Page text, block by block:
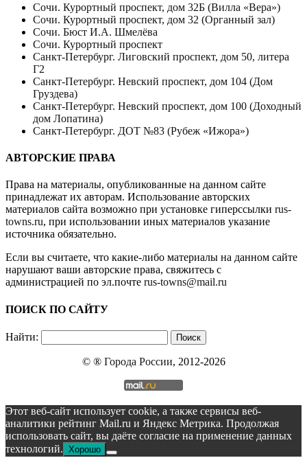
Сочи. Курортный проспект, дом 32Б (Вилла «Вера»)
Сочи. Курортный проспект, дом 32 (Органный зал)
Сочи. Бюст И.А. Шмелёва
Сочи. Курортный проспект
Санкт-Петербург. Лиговский проспект, дом 50, литера
Г2
Санкт-Петербург. Невский проспект, дом 104 (Дом
Груздева)
Санкт-Петербург. Невский проспект, дом 100 (Доходный
дом Лопатина)
Санкт-Петербург. ДОТ №83 (Рубеж «Ижора»)
АВТОРСКИЕ ПРАВА
Права на материалы, опубликованные на данном сайте
принадлежат их авторам. Использование авторских
материалов сайта возможно при установке гиперссылки rus-
towns.ru, при использовании иных материалов указание
источника обязательно.
Если вы считаете, что какие-либо материалы на данном сайте
нарушают ваши авторские права, свяжитесь с
администрацией по эл.почте rus-towns@mail.ru
ПОИСК ПО САЙТУ
Найти:
© ® Города России, 2012-2026
Этот веб-сайт использует cookie, а также сервисы веб-
аналитики рейтинг Mail.ru и Яндекс Метрика. Продолжая
использовать сайт, вы даёте согласие на применение данных
технологий. Хорошо